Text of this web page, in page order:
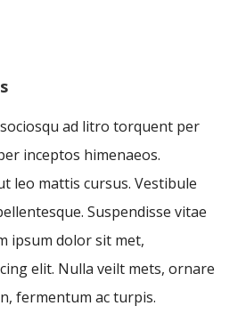
ad litro torquent per
inceptos himenaeos.
leo mattis cursus. Vestibule
Suspendisse vitae
ipsum dolor sit met,
elit. Nulla veilt mets, ornare
fermentum ac turpis.